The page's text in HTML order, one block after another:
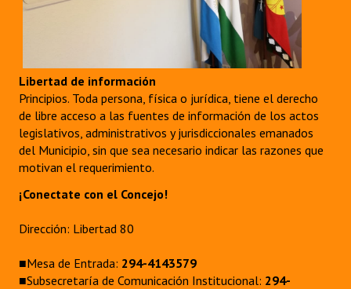
Libertad de información
Principios. Toda persona, física o jurídica, tiene el derecho
de libre acceso a las fuentes de información de los actos
legislativos, administrativos y jurisdiccionales emanados
del Municipio, sin que sea necesario indicar las razones que
motivan el requerimiento.
¡Conectate con el Concejo!
Dirección: Libertad 80
■Mesa de Entrada: 294-4143579
■Subsecretaría de Comunicación Institucional: 294-